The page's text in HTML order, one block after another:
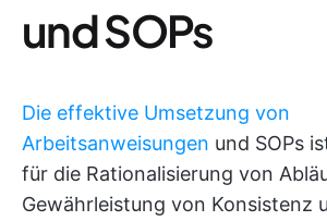
und SOPs
Die effektive Umsetzung von
Arbeitsanweisungen und SOPs
für die Rationalisierung von
Gewährleistung von Konsistenz